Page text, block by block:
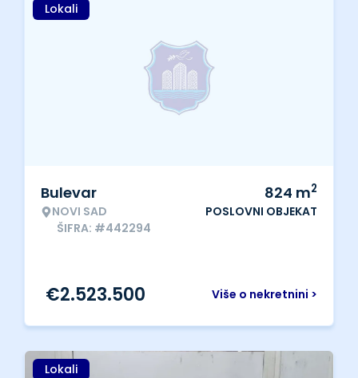
Lokali
Bulevar
NOVI SAD
ŠIFRA: #442294
824 m2
POSLOVNI OBJEKAT
Više o nekretnini >
€2.523.500
Lokali